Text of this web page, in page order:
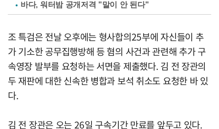
바다, 워터밤 공개저격 "말이 안 된다"
조 특검은 전날 오후에는 형사합의25부에 자신들이 추
가 기소한 공무집행방해 등 혐의 사건과 관련해 추가 구
속영장 발부를 요청하는 서면을 제출했다. 김 전 장관의
두 재판에 대한 신속한 병합과 보석 취소도 요청한 바 있
다.
김 전 장관은 오는 26일 구속기간 만료를 앞두고 있다.